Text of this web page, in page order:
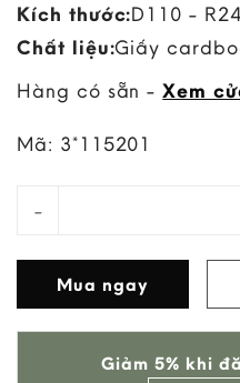
Kích thước:D110 -
Chất liệu:Giấy
Hàng có sẵn -Xem
Mã: 3*115201
Mua ngay
Giảm 5% khi